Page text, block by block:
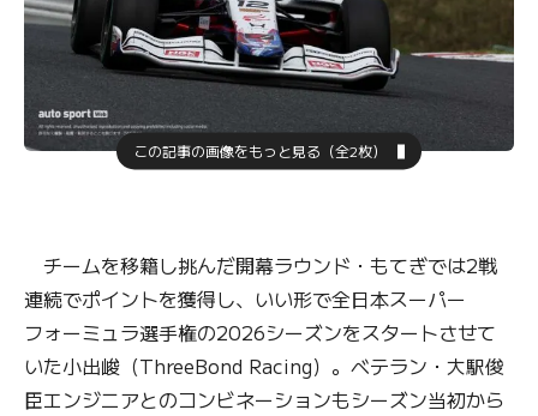
この記事の画像をもっと見る（全2枚）
チームを移籍し挑んだ開幕ラウンド・もてぎでは2戦
連続でポイントを獲得し、いい形で全日本スーパー
フォーミュラ選手権の2026シーズンをスタートさせて
いた小出峻（ThreeBond Racing）。ベテラン・大駅俊
臣エンジニアとのコンビネーションもシーズン当初から